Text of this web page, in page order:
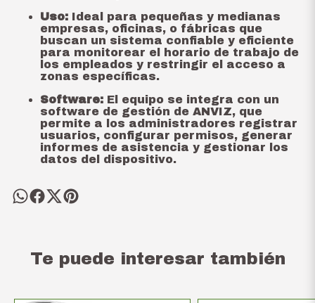
Uso:Ideal para pequeñas y medianas
empresas, oficinas, o fábricas que
buscan un sistema confiable y eficiente
para monitorear el horario de trabajo de
los empleados y restringir el acceso a
zonas específicas.
Software:El equipo se integra con un
software de gestión de ANVIZ, que
permite a los administradores registrar
usuarios, configurar permisos, generar
informes de asistencia y gestionar los
datos del dispositivo.
Te puede interesar también